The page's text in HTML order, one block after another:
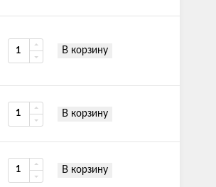
В корзину
В корзину
В корзину